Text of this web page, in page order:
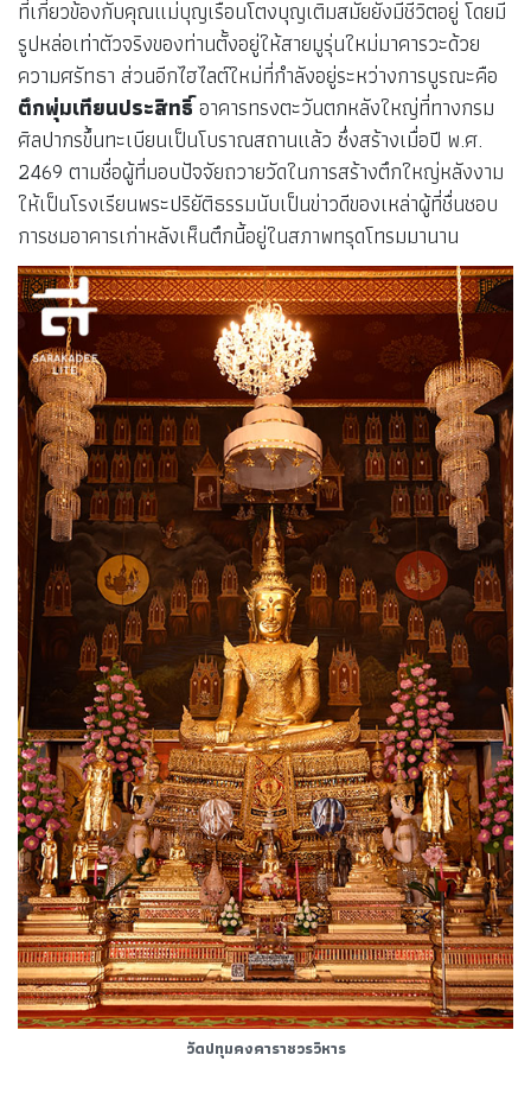
ที่เกี่ยวข้องกับคุณแม่บุญเรือนโตงบุญเติมสมัยยังมีชีวิตอยู่ โดยมี
รูปหล่อเท่าตัวจริงของท่านตั้งอยู่ให้สายมูรุ่นใหม่มาคารวะด้วย
ความศรัทธา ส่วนอีกไฮไลต์ใหม่ที่กำลังอยู่ระหว่างการบูรณะคือ
ตึกพุ่มเทียนประสิทธิ์อาคารทรงตะวันตกหลังใหญ่ที่ทางกรม
ศิลปากรขึ้นทะเบียนเป็นโบราณสถานแล้ว ซึ่งสร้างเมื่อปี พ.ศ.
2469 ตามชื่อผู้ที่มอบปัจจัยถวายวัดในการสร้างตึกใหญ่หลังงาม
ให้เป็นโรงเรียนพระปริยัติธรรมนับเป็นข่าวดีของเหล่าผู้ที่ชื่นชอบ
การชมอาคารเก่าหลังเห็นตึกนี้อยู่ในสภาพทรุดโทรมมานาน
วัดปทุมคงคาราชวรวิหาร